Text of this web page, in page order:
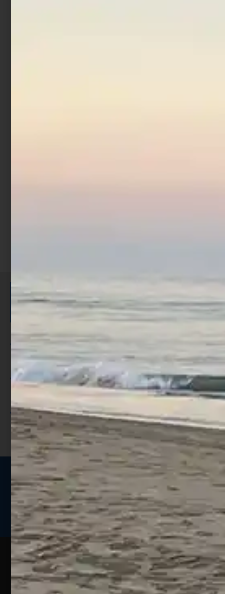
ISCRIVITI E RICEVI 3,50€ DI
SCONTO >
Per ogni acquisto accumuli ulteriori
punti;
Utilizza i punti per ricevere uno
I punti sono indicati nella pagina
prodotto;
Seguici sui social
Web
Pesca
Un portale
Esperienze
Guide
sulla
Assistenza
Clienti
Chi
Contatti
Assistenza
Ecommerce